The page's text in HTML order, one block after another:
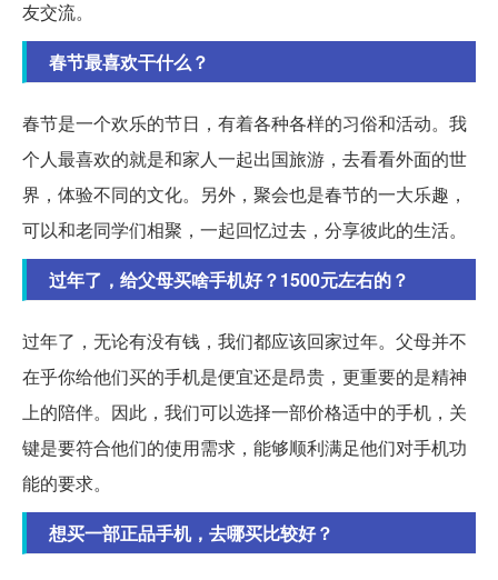
友交流。
春节最喜欢干什么？
春节是一个欢乐的节日，有着各种各样的习俗和活动。我
个人最喜欢的就是和家人一起出国旅游，去看看外面的世
界，体验不同的文化。另外，聚会也是春节的一大乐趣，
可以和老同学们相聚，一起回忆过去，分享彼此的生活。
过年了，给父母买啥手机好？1500元左右的？
过年了，无论有没有钱，我们都应该回家过年。父母并不
在乎你给他们买的手机是便宜还是昂贵，更重要的是精神
上的陪伴。因此，我们可以选择一部价格适中的手机，关
键是要符合他们的使用需求，能够顺利满足他们对手机功
能的要求。
想买一部正品手机，去哪买比较好？